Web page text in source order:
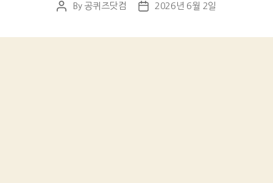
PostBy 공퀴즈닷컴
Post2026년 6월 2일